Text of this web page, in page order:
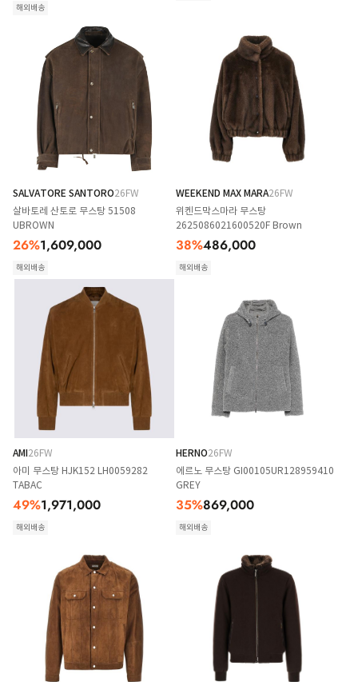
해외배송
SALVATORE SANTORO26FW
살바토레 산토로 무스탕 51508
UBROWN
26%1,609,000
해외배송
WEEKEND MAX MARA26FW
위켄드막스마라 무스탕
2625086021600520F Brown
38%486,000
해외배송
AMI26FW
아미 무스탕 HJK152 LH0059282
TABAC
49%1,971,000
해외배송
HERNO26FW
에르노 무스탕 GI00105UR128959410
GREY
35%869,000
해외배송